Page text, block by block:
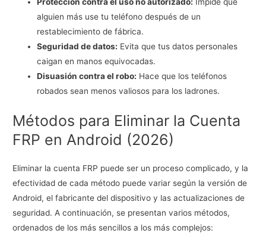
Protección contra el uso no autorizado: Impide que
alguien más use tu teléfono después de un
restablecimiento de fábrica.
Seguridad de datos: Evita que tus datos personales
caigan en manos equivocadas.
Disuasión contra el robo: Hace que los teléfonos
robados sean menos valiosos para los ladrones.
Métodos para Eliminar la Cuenta
FRP en Android (2026)
Eliminar la cuenta FRP puede ser un proceso complicado, y la
efectividad de cada método puede variar según la versión de
Android, el fabricante del dispositivo y las actualizaciones de
seguridad. A continuación, se presentan varios métodos,
ordenados de los más sencillos a los más complejos: